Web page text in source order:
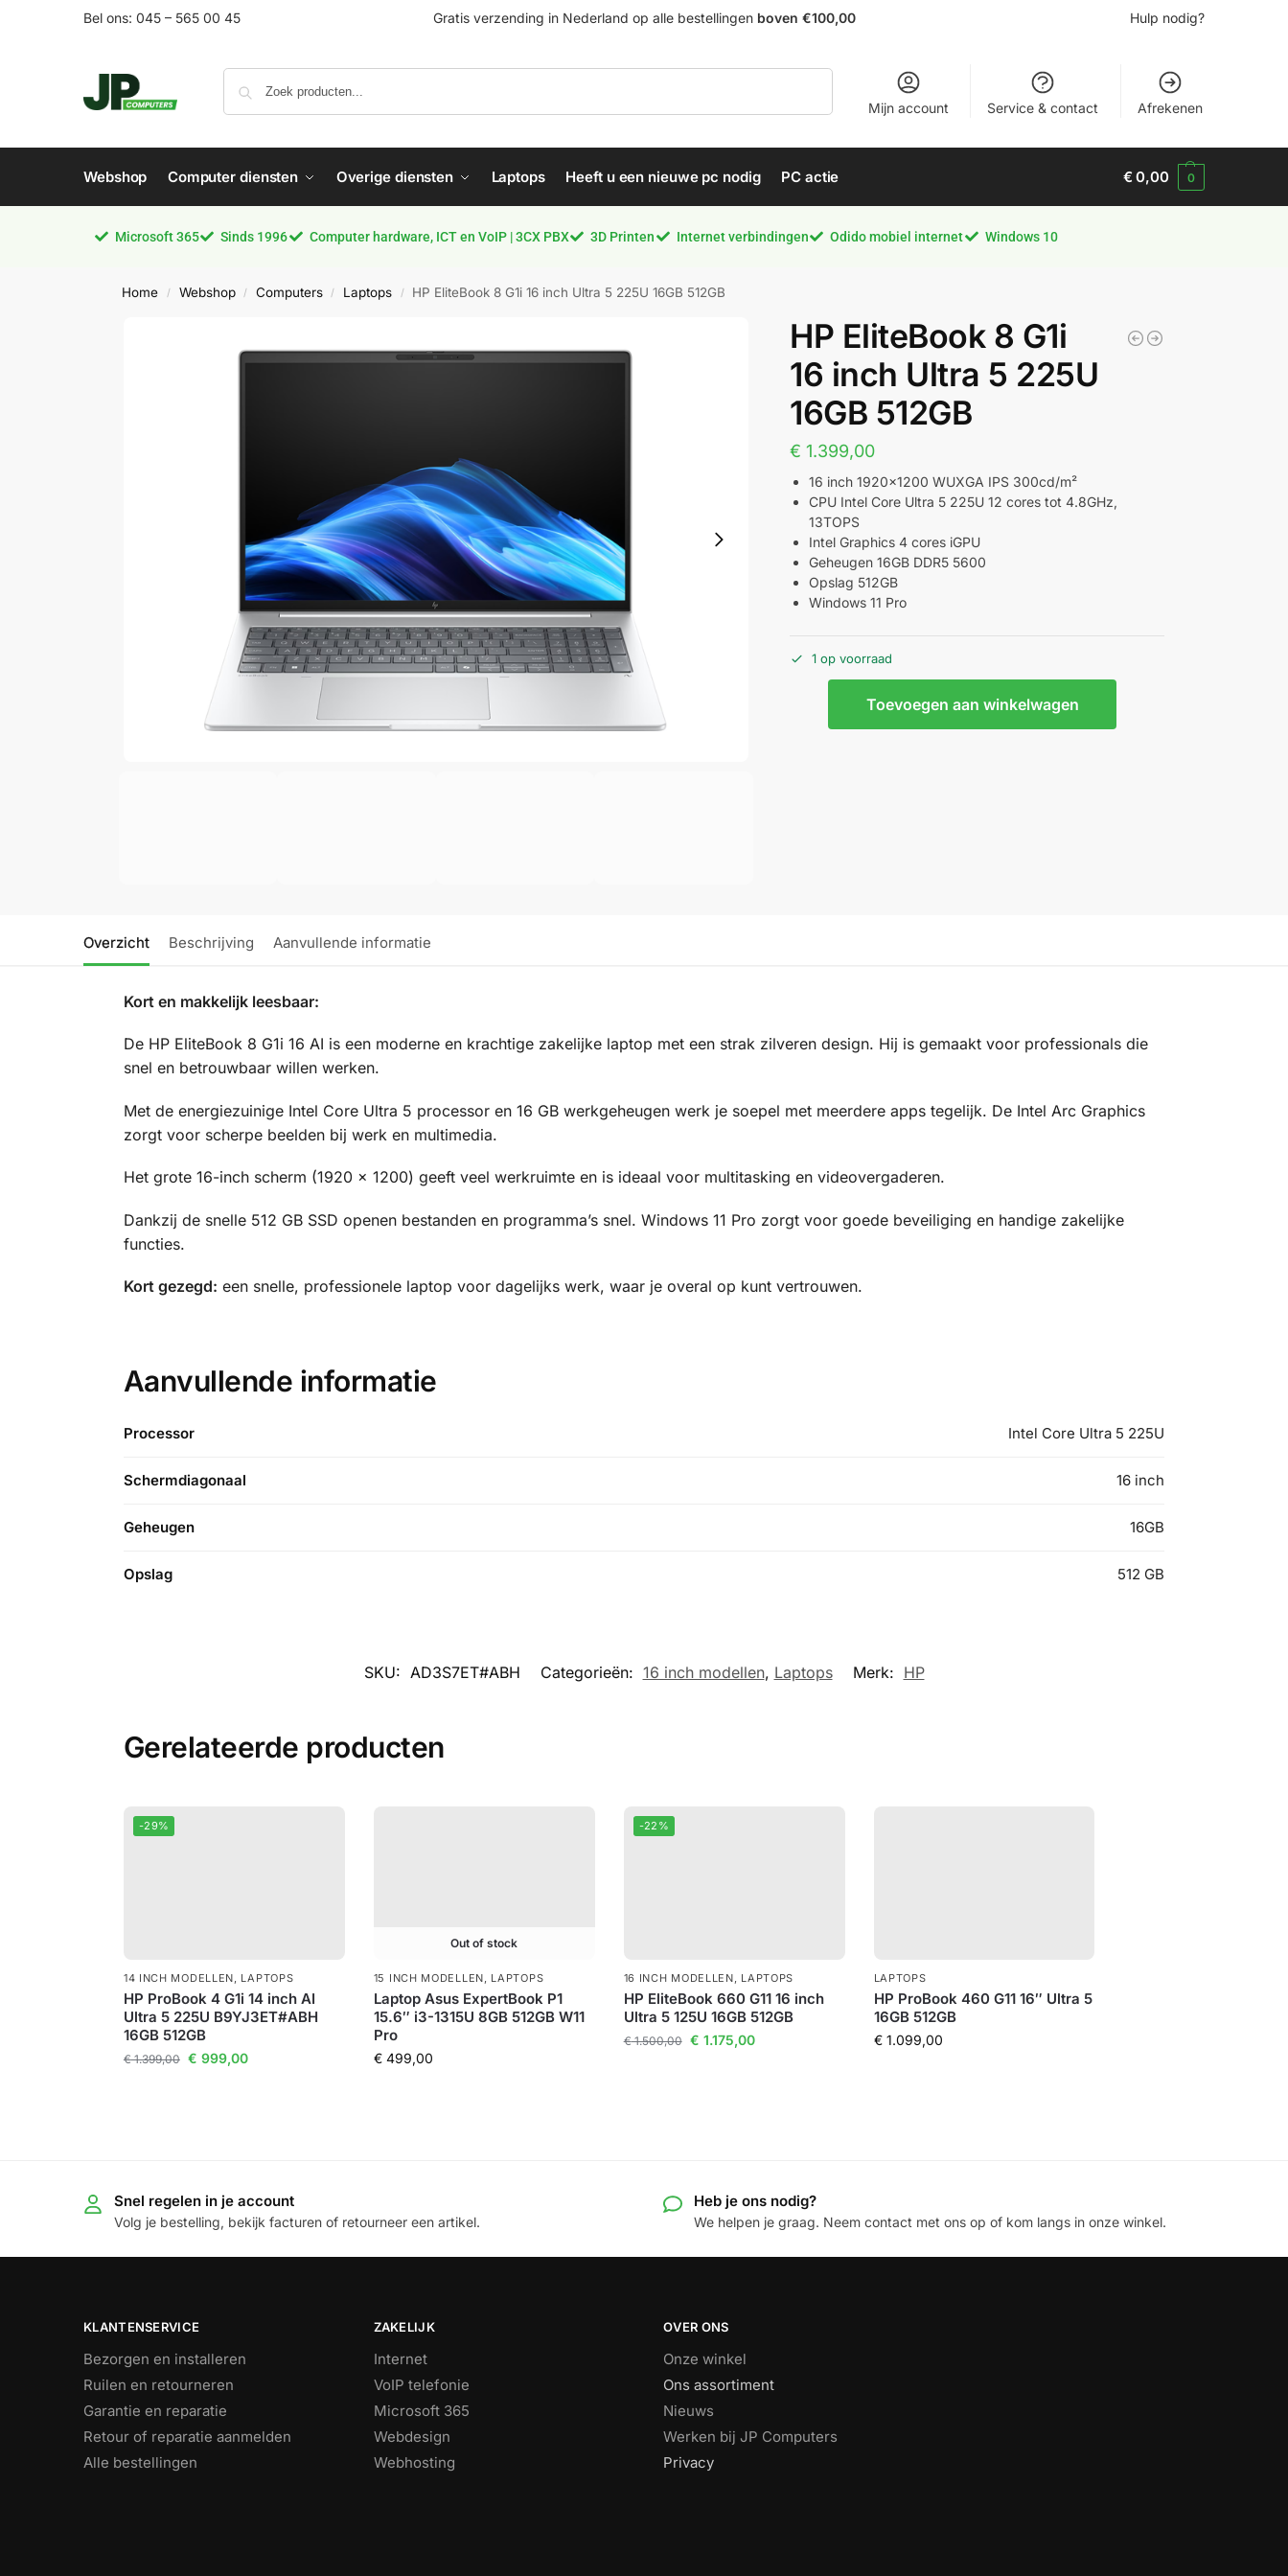
Bel ons: 045 – 565 00 45 Gratis verzending in Nederland op alle bestellingen boven €100,00 Hulp nodig?
Mijn account Service & contact Afrekenen
Webshop Computer diensten Overige diensten Laptops Heeft u een nieuwe pc nodig PC actie €0,00 0
Microsoft 365 Sinds 1996 Computer hardware, ICT en VoIP | 3CX PBX 3D Printen Internet verbindingen Odido mobiel internet Windows 10
Home / Webshop / Computers / Laptops / HP EliteBook 8 G1i 16 inch Ultra 5 225U 16GB 512GB
HP EliteBook 8 G1i
16 inch Ultra 5 225U
16GB 512GB
€ 1.399,00
16 inch 1920×1200 WUXGA IPS 300cd/m²
CPU Intel Core Ultra 5 225U 12 cores tot 4.8GHz,
13TOPS
Intel Graphics 4 cores iGPU
Geheugen 16GB DDR5 5600
Opslag 512GB
Windows 11 Pro
1 op voorraad
Toevoegen aan winkelwagen
Overzicht Beschrijving Aanvullende informatie
Kort en makkelijk leesbaar:
De HP EliteBook 8 G1i 16 AI is een moderne en krachtige zakelijke laptop met een strak zilveren design. Hij is gemaakt voor professionals die
snel en betrouwbaar willen werken.
Met de energiezuinige Intel Core Ultra 5 processor en 16 GB werkgeheugen werk je soepel met meerdere apps tegelijk. De Intel Arc Graphics
zorgt voor scherpe beelden bij werk en multimedia.
Het grote 16-inch scherm (1920 x 1200) geeft veel werkruimte en is ideaal voor multitasking en videovergaderen.
Dankzij de snelle 512 GB SSD openen bestanden en programma’s snel. Windows 11 Pro zorgt voor goede beveiliging en handige zakelijke
functies.
Kort gezegd: een snelle, professionele laptop voor dagelijks werk, waar je overal op kunt vertrouwen.
Aanvullende informatie
Processor Intel Core Ultra 5 225U
Schermdiagonaal 16 inch
Geheugen 16GB
Opslag 512 GB
SKU: AD3S7ET#ABH Categorieën: 16 inch modellen, Laptops Merk: HP
Gerelateerde producten
-29%
14 INCH MODELLEN LAPTOPS
HP ProBook 4 G1i 14 inch AI
Ultra 5 225U B9YJ3ET#ABH
16GB 512GB
€1.399,00 € 999,00
Out of stock
15 INCH MODELLEN LAPTOPS
Laptop Asus ExpertBook P1
15.6″ i3-1315U 8GB 512GB W11
Pro
€499,00
-22%
16 INCH MODELLEN LAPTOPS
HP EliteBook 660 G11 16 inch
Ultra 5 125U 16GB 512GB
€1.500,00 € 1.175,00
LAPTOPS
HP ProBook 460 G11 16″ Ultra 5
16GB 512GB
€1.099,00
Snel regelen in je account
Volg je bestelling, bekijk facturen of retourneer een artikel.
Heb je ons nodig?
We helpen je graag. Neem contact met ons op of kom langs in onze winkel.
KLANTENSERVICE
Bezorgen en installeren
Ruilen en retourneren
Garantie en reparatie
Retour of reparatie aanmelden
Alle bestellingen
ZAKELIJK
Internet
VoIP telefonie
Microsoft 365
Webdesign
Webhosting
OVER ONS
Onze winkel
Ons assortiment
Nieuws
Werken bij JP Computers
Privacy